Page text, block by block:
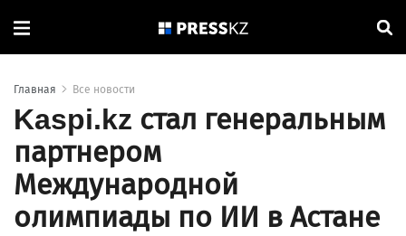
Главная Все новости
Kaspi.kz стал генеральным
партнером
Международной
олимпиады по ИИ в Астане